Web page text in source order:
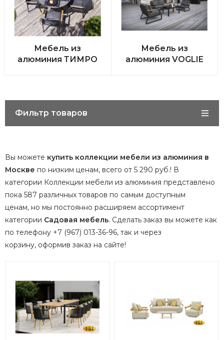
Мебель из
алюминия ТИМРО
Мебель из
алюминия VOGLIE
Фильтр товаров
Вы можете купить коллекции мебели из алюминия в
Москве по низким ценам, всего от 5 290 руб.! В
категории Коллекции мебели из алюминия представлено
пока 587 различных товаров по самым доступным
ценам, но мы постоянно расширяем ассортимент
категории Садовая мебель. Сделать заказ вы можете как
по телефону +7 (967) 013-36-96, так и через
корзину, оформив заказ на сайте!